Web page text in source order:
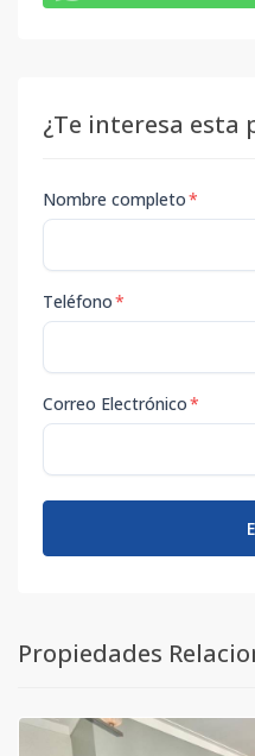
¿Te interesa esta
Nombre completo*
Teléfono*
Correo Electrónico*
Propiedades